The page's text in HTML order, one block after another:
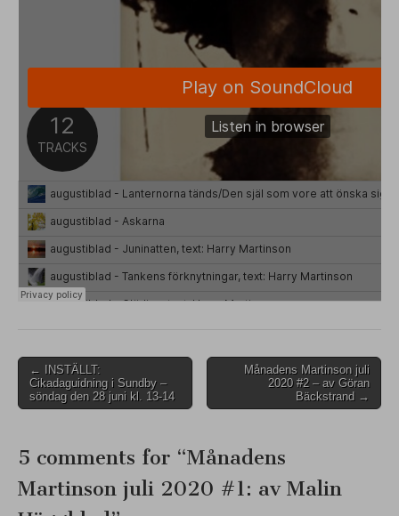
Post
navigation
← INSTÄLLT:
Cikadaguidning i Sundby –
söndag den 28 juni kl. 13-14
Månadens Martinson juli
2020 #2 – av Göran
Bäckstrand →
5 comments for “Månadens
Martinson juli 2020 #1: av Malin